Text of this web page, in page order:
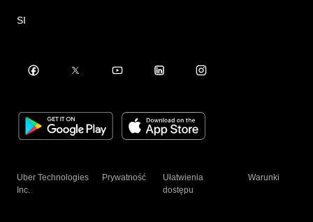
SI
Uber Technologies
Inc.
Prywatność
Ułatwienia
dostępu
Warunki